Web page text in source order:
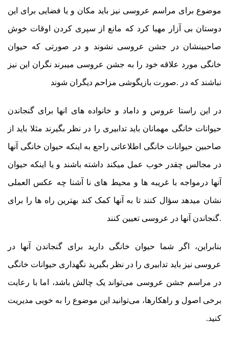
موضوع برای مراسم عروسی نیز باید مکان و یا فضایی برای این
دوستان بی آزار مهیا کرد که مانع از سپری کردن اوقات خوش
صاحبینشان در جشن عروسی نشوند و در صورتی که حیوان
خانگی مورد علاقه خود را به جشن عروسی میبرند نگران این نیز
نباشند که در .صورت بازیگوشی مزاحم دیگران شوند
در این راستا عروس و داماد و خانواده های انها برای گنجاندن
حیوانات خانگی مهمانان باید تدابیری را در نظر بگیرند مثلا باید از
صاحبین حیوانات خانگی اطلاعاتی راجع به اینکه حیوان خانگی آنها
در مجالس چقدر خوب عمل میکند داشته باشند و یا اینکه حیوان
آنها درمواجه با غریبه ها و محیط های نا آشنا چه عکس العملی
نشان میدهد سؤال کنند تا به آنها کمک کند بهترین راه ها را برای
.گنجاندن آنها در عروسی تعیین کنند
بنابراین، اگر شما حیوان خانگی دارید برای گنجاندن آنها در
عروسی نیز باید تدابیری را در نظر بگیرید نگهداری حیوانات خانگی
در مراسم جشن عروسی می‌تواند یک چالش باشد، اما با رعایت
برخی اصول و راهکارها، می‌توانید این موضوع را به خوبی مدیریت
کنید.